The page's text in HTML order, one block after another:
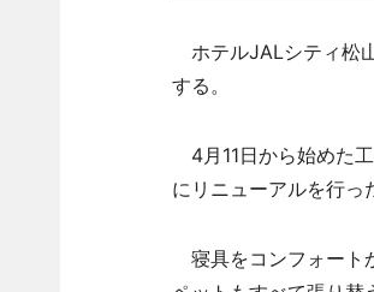
ホテルJALシティ松
する。
4月11日から始めた
にリニューアルを行っ
寝具をコンフォート